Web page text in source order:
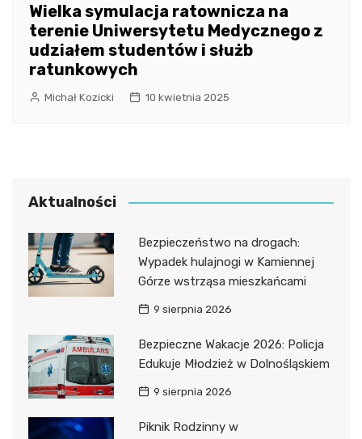
Wielka symulacja ratownicza na
terenie Uniwersytetu Medycznego z
udziałem studentów i służb
ratunkowych
Michał Kozicki 10 kwietnia 2025
Aktualności
Bezpieczeństwo na drogach:
Wypadek hulajnogi w Kamiennej
Górze wstrząsa mieszkańcami
9 sierpnia 2026
Bezpieczne Wakacje 2026: Policja
Edukuje Młodzież w Dolnośląskiem
9 sierpnia 2026
Piknik Rodzinny w